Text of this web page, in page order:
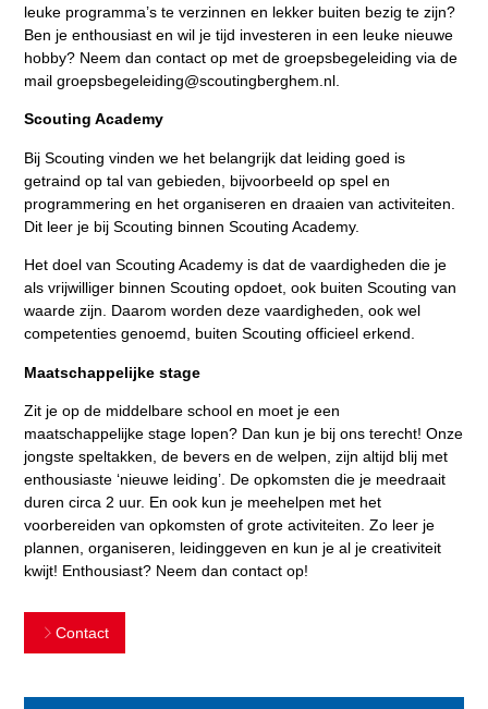
leuke programma’s te verzinnen en lekker buiten bezig te zijn?
Ben je enthousiast en wil je tijd investeren in een leuke nieuwe
hobby? Neem dan contact op met de groepsbegeleiding via de
mail groepsbegeleiding@scoutingberghem.nl.
Scouting Academy
Bij Scouting vinden we het belangrijk dat leiding goed is
getraind op tal van gebieden, bijvoorbeeld op spel en
programmering en het organiseren en draaien van activiteiten.
Dit leer je bij Scouting binnen Scouting Academy.
Het doel van Scouting Academy is dat de vaardigheden die je
als vrijwilliger binnen Scouting opdoet, ook buiten Scouting van
waarde zijn. Daarom worden deze vaardigheden, ook wel
competenties genoemd, buiten Scouting officieel erkend.
Maatschappelijke stage
Zit je op de middelbare school en moet je een
maatschappelijke stage lopen? Dan kun je bij ons terecht! Onze
jongste speltakken, de bevers en de welpen, zijn altijd blij met
enthousiaste ‘nieuwe leiding’. De opkomsten die je meedraait
duren circa 2 uur. En ook kun je meehelpen met het
voorbereiden van opkomsten of grote activiteiten. Zo leer je
plannen, organiseren, leidinggeven en kun je al je creativiteit
kwijt! Enthousiast? Neem dan contact op!
Contact